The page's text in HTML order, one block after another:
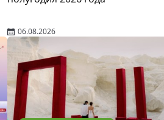
06.08.2026